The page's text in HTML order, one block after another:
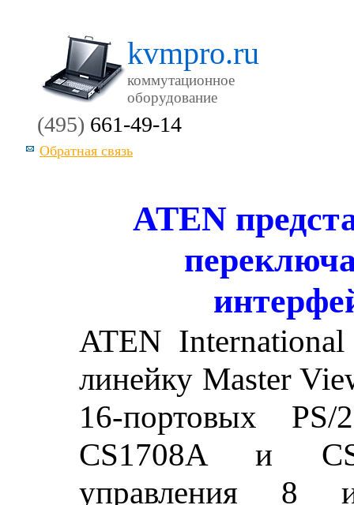
kvmpro.ru
коммутационное
оборудование
(495) 661-49-14
Обратная связь
ATEN
ATEN
линейку Master
16-портовых
CS1708A и
управления 8